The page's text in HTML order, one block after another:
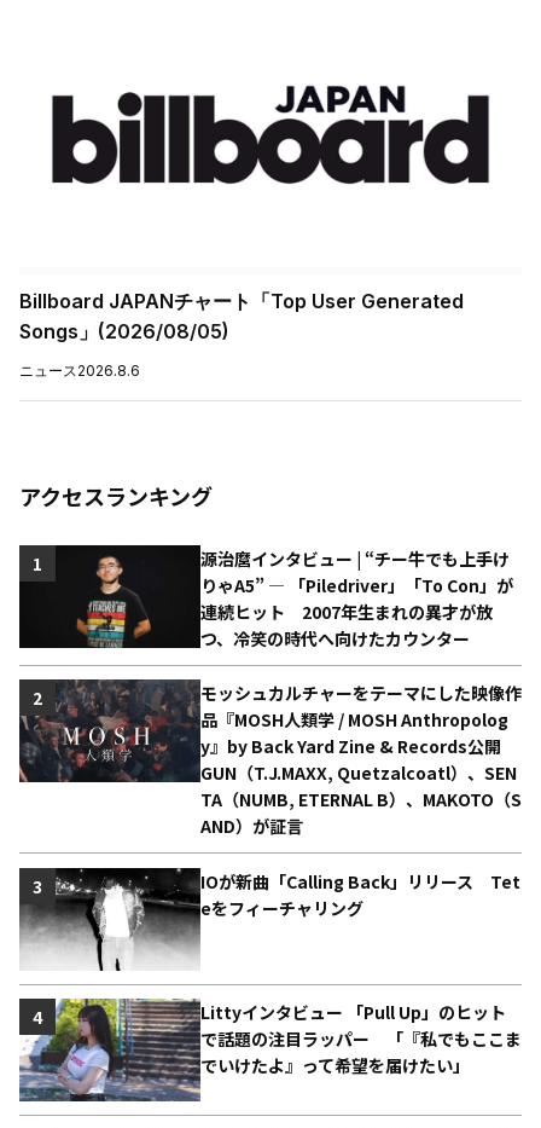
Billboard JAPANチャート「Top User Generated
Songs」(2026/08/05)
ニュース 2026.8.6
アクセスランキング
源治麿インタビュー | “チー牛でも上手け
りゃA5” ― 「Piledriver」「To Con」が
連続ヒット 2007年生まれの異才が放
つ、冷笑の時代へ向けたカウンター
1
モッシュカルチャーをテーマにした映像作
品『MOSH人類学 / MOSH Anthropolog
y』by Back Yard Zine & Records公開
GUN（T.J.MAXX, Quetzalcoatl）、SEN
TA（NUMB, ETERNAL B）、MAKOTO（S
AND）が証言
2
IOが新曲「Calling Back」リリース Tet
eをフィーチャリング
3
Littyインタビュー 「Pull Up」のヒット
で話題の注目ラッパー 「『私でもここま
でいけたよ』って希望を届けたい」
4